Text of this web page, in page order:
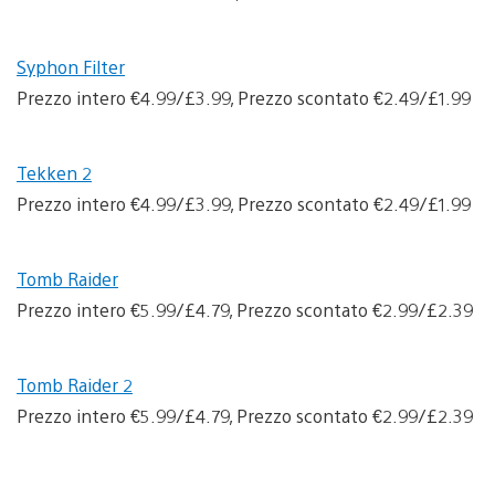
Syphon Filter
Prezzo intero €4.99/£3.99, Prezzo scontato €2.49/£1.99
Tekken 2
Prezzo intero €4.99/£3.99, Prezzo scontato €2.49/£1.99
Tomb Raider
Prezzo intero €5.99/£4.79, Prezzo scontato €2.99/£2.39
Tomb Raider 2
Prezzo intero €5.99/£4.79, Prezzo scontato €2.99/£2.39